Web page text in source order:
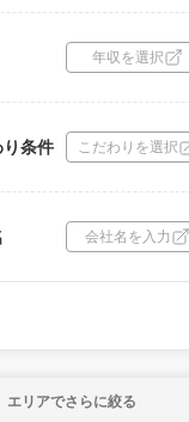
年収を選択
り条件 こだわりを選択
会社名を入力
エリアでさらに絞る